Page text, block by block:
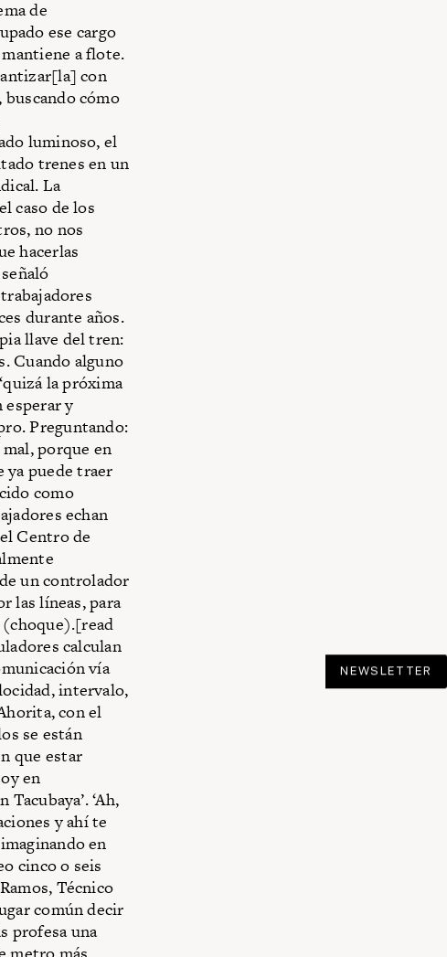
de
ese cargo
a flote.
con
cómo
luminoso, el
trenes en un
La
caso de los
no nos
hacerlas
durante años.
llave del tren:
Cuando alguno
la próxima
esperar y
Preguntando:
mal, porque en
ya puede traer
como
echan
Centro de
un controlador
las líneas, para
(choque).[read
calculan
vía
intervalo,
con el
se están
que estar
en
‘Ah,
y ahí te
en
cinco o seis
Técnico
común decir
profesa una
NEWSLETTER